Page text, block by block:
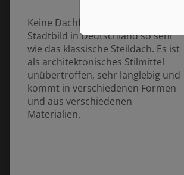
Keine Dachform prägt das
Stadtbild in Deutschland so sehr
wie das klassische Steildach. Es ist
als architektonisches Stilmittel
unübertroffen, sehr langlebig und
kommt in verschiedenen Formen
und aus verschiedenen
Materialien.